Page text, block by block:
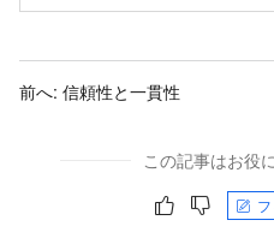
前へ: 信頼性と一貫性
この記事はお役